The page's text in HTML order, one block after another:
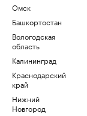
Омск
Башкортостан
Вологодская
область
Калининград
Краснодарский
край
Нижний
Новгород